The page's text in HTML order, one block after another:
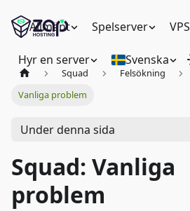
Allmänt Spelserver VPS
Hyr en server Svenska
Squad
Felsökning
Vanliga problem
Under denna sida
Squad: Vanliga
problem